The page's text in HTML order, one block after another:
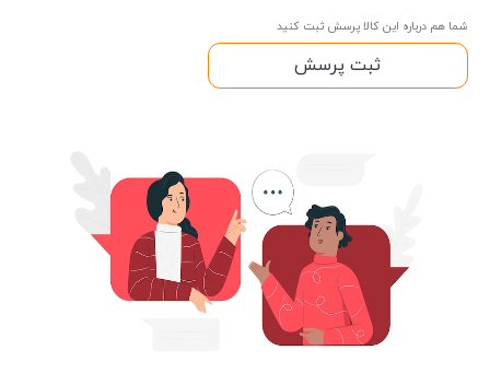
شما هم درباره این کالا پرسش ثبت کنید
ثبت پرسش